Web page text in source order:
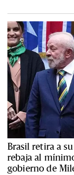
Brasil retira a
rebaja al
gobierno de